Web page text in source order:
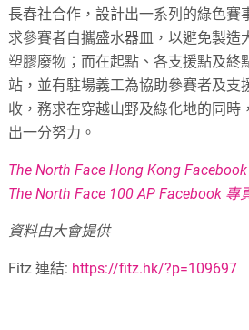
長春社合作，設計出一系列的綠色賽
求參賽者自攜盛水器皿，以避免製造
塑膠廢物；而在起點、各支援點及終
站，並有駐場義工為協助參賽者及支
收，務求在穿越山野及綠化地的同時
出一分努力。
The North Face Hong Kong
The North Face 100 AP Facebook 專
資料由大會提供
Fitz 連結: https://fitz.hk/?p=109697